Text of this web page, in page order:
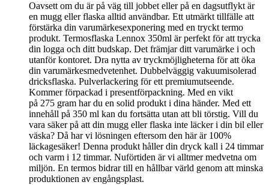
Oavsett om du är på väg till jobbet eller på en dagsutflykt är
en mugg eller flaska alltid användbar. Ett utmärkt tillfälle att
förstärka din varumärkesexponering med en tryckt termo
produkt. Termosflaska Lennox 350ml är perfekt för att trycka
din logga och ditt budskap. Det främjar ditt varumärke i och
utanför kontoret. Dra nytta av tryckmöjligheterna för att öka
din varumärkesmedvetenhet. Dubbelväggig vakuumisolerad
dricksflaska. Pulverlackering för ett premiumutseende.
Kommer förpackad i presentförpackning. Med en vikt
på 275 gram har du en solid produkt i dina händer. Med ett
innehåll på 350 ml kan du fortsätta utan att bli törstig. Vill du
vara säker på att din mugg eller flaska inte läcker i din bil eller
väska? Då har vi lösningen eftersom den här är 100%
läckagesäker! Denna produkt håller din dryck kall i 24 timmar
och varm i 12 timmar. Nuförtiden är vi alltmer medvetna om
miljön. En termos bidrar till en hållbar värld genom att minska
produktionen av engångsplast.